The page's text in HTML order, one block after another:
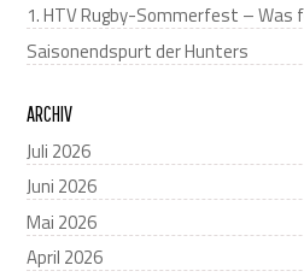
1. HTV Rugby-Sommerfest – Was
Saisonendspurt der Hunters
ARCHIV
Juli 2026
Juni 2026
Mai 2026
April 2026